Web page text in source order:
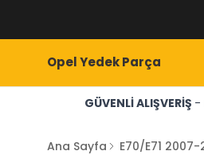
Opel Yedek Parça
GÜVENLİ ALIŞVERİŞ -
Ana Sayfa E70/E71 2007-